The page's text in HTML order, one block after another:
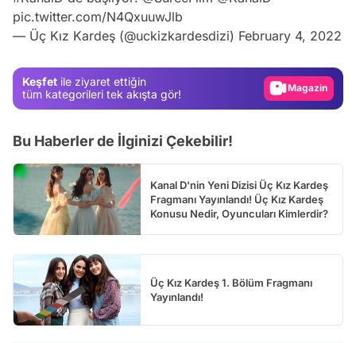
pic.twitter.com/N4QxuuwJlb
— Üç Kız Kardeş (@uckizkardesdizi) February 4, 2022
Keşfet ile ziyaret ettiğin
tüm kategorileri tek akışta gör!
Gündem
Video
Bu Haberler de İlginizi Çekebilir!
Kanal D'nin Yeni Dizisi Üç Kız Kardeş
Fragmanı Yayınlandı! Üç Kız Kardeş
Konusu Nedir, Oyuncuları Kimlerdir?
Üç Kız Kardeş 1. Bölüm Fragmanı
Yayınlandı!